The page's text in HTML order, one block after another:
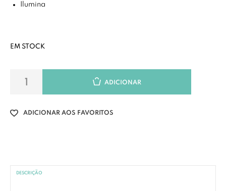
Ilumina
EM STOCK
ADICIONAR
ADICIONAR AOS FAVORITOS
DESCRIÇÃO